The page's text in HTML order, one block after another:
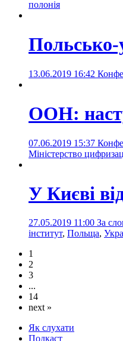
полонія
Польсько-
13.06.2019 16:42
ООН:
07.06.2019 15:37
Міністерство
У Києві
27.05.2019 11:00 За
інститут, Польща,
1
2
3
...
14
next »
Як слухати
Подкаст